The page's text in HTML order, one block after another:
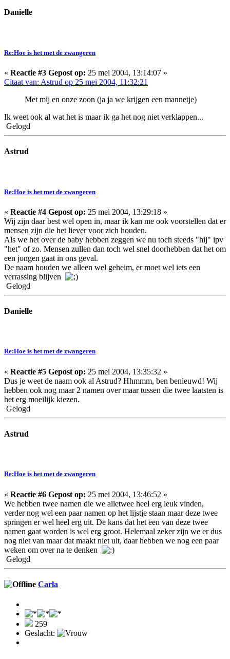
Danielle
Re:Hoe is het met de zwangeren
« Reactie #3 Gepost op: 25 mei 2004, 13:14:07 »
Citaat van: Astrud op 25 mei 2004, 11:32:21
Met mij en onze zoon (ja ja we krijgen een mannetje)
Ik weet ook al wat het is maar ik ga het nog niet verklappen...
Gelogd
Astrud
Re:Hoe is het met de zwangeren
« Reactie #4 Gepost op: 25 mei 2004, 13:29:18 »
Wij zijn daar best wel open in, maar ik kan me ook voorstellen dat er
mensen zijn die het liever voor zich houden.
Als we het over de baby hebben zeggen we nu toch steeds "hij" ipv
"het" of zo. Mensen zullen dan toch wel snel doorhebben dat het om
een jongen gaat in ons geval.
De naam houden we alleen wel geheim, er moet wel iets een
verrassing blijven
Gelogd
Danielle
Re:Hoe is het met de zwangeren
« Reactie #5 Gepost op: 25 mei 2004, 13:35:32 »
Dus je weet de naam ook al Astrud? Hhmmm, ben benieuwd! Wij
hebben ook nog maar 2 namen over maar tussen die twee laatsten is
het erg moeilijk kiezen.
Gelogd
Astrud
Re:Hoe is het met de zwangeren
« Reactie #6 Gepost op: 25 mei 2004, 13:46:52 »
We hebben twee namen die we alletwee heel erg leuk vinden,
verder nog wel een paar namen op het lijstje staan maar deze twee
springen er wel heel erg uit. De kans dat het een van deze twee
namen gaat worden is wel erg groot. Helemaal zeker zijn we er dus
nog niet van maar dat maakt niet uit, daar hebben we nog een paar
weken om over na te denken
Gelogd
Carla
259
Geslacht: